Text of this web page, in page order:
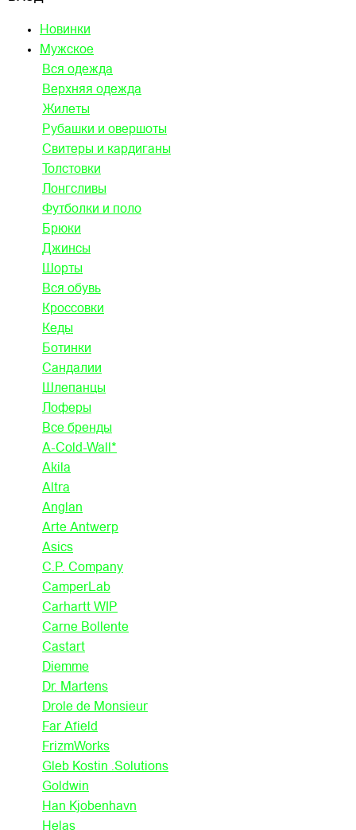
Новинки
Мужское
Вся одежда
Верхняя одежда
Жилеты
Рубашки и овершоты
Свитеры и кардиганы
Толстовки
Лонгсливы
Футболки и поло
Брюки
Джинсы
Шорты
Вся обувь
Кроссовки
Кеды
Ботинки
Сандалии
Шлепанцы
Лоферы
Все бренды
A-Cold-Wall*
Akila
Altra
Anglan
Arte Antwerp
Asics
C.P. Company
CamperLab
Carhartt WIP
Carne Bollente
Castart
Diemme
Dr. Martens
Drole de Monsieur
Far Afield
FrizmWorks
Gleb Kostin .Solutions
Goldwin
Han Kjobenhavn
Helas